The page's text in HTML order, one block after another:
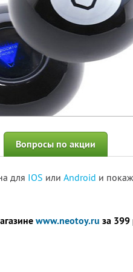
Вопросы по акции
для IOS или Android и
www.neotoy.ru за 399